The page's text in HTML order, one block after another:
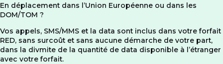
En déplacement dans l’Union Européenne ou dans les
DOM/TOM ?
Vos appels, SMS/MMS et la data sont inclus dans votre forfait
RED, sans surcoût et sans aucune démarche de votre part,
dans la divmite de la quantité de data disponible à l’étranger
avec votre forfait.